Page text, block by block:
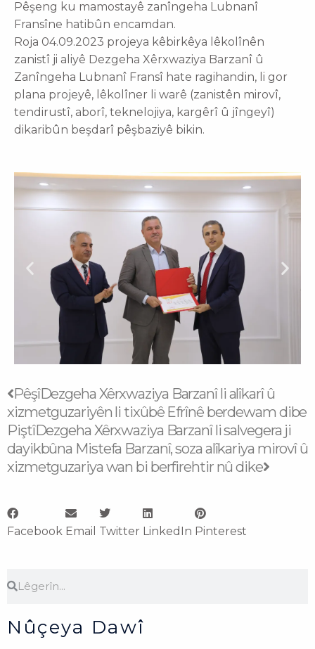
Pêşeng ku mamostayê zanîngeha Lubnanî
Fransîne hatibûn encamdan.
Roja 04.09.2023 projeya kêbirkêya lêkolînên
zanistî ji aliyê Dezgeha Xêrxwaziya Barzanî û
Zanîngeha Lubnanî Fransî hate ragihandin, li gor
plana projeyê, lêkolîner li warê (zanistên mirovî,
tendirustî, aborî, teknelojiya, kargêrî û jîngeyî)
dikaribûn beşdarî pêşbaziyê bikin.
Prev
PêşîDezgeha Xêrxwaziya Barzanî li alîkarî û
xizmetguzariyên li tixûbê Efrînê berdewam dibe
PiştîDezgeha Xêrxwaziya Barzanî li salvegera ji
dayikbûna Mistefa Barzanî, soza alîkariya mirovî û
xizmetguzariya wan bi berfirehtir nû dike
Next
Facebook Email Twitter LinkedIn Pinterest
Nûçeya Dawî